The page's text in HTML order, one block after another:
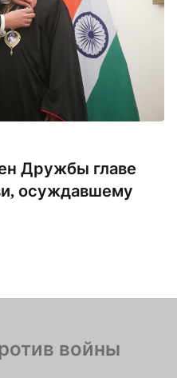
Дружбы главе
осуждавшему
войны